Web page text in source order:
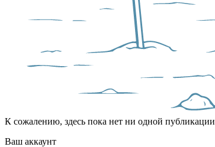
К сожалению, здесь пока нет ни одной публикации
Ваш аккаунт